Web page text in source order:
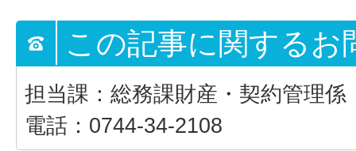
この記事に関するお
担当課：総務課財産・契約管理係
電話：0744-34-2108